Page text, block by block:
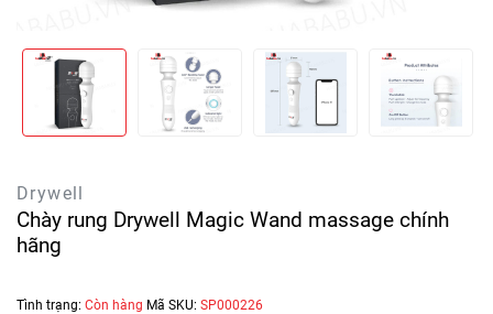
Drywell
Chày rung Drywell Magic Wand massage chính
hãng
Tình trạng: Còn hàng Mã SKU: SP000226